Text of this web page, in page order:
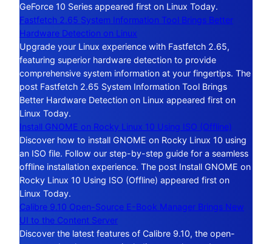
GeForce 10 Series appeared first on Linux Today.
Fastfetch 2.65 System Information Tool Brings Better
Hardware Detection on Linux
Upgrade your Linux experience with Fastfetch 2.65,
featuring superior hardware detection to provide
comprehensive system information at your fingertips. The
post Fastfetch 2.65 System Information Tool Brings
Better Hardware Detection on Linux appeared first on
Linux Today.
Install GNOME on Rocky Linux 10 Using ISO (Offline)
Discover how to install GNOME on Rocky Linux 10 using
an ISO file. Follow our step-by-step guide for a seamless
offline installation experience. The post Install GNOME on
Rocky Linux 10 Using ISO (Offline) appeared first on
Linux Today.
Calibre 9.10 Open-Source E-Book Manager Brings New
UI to the Content Server
Discover the latest features of Calibre 9.10, the open-